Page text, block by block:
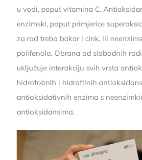
u vodi, poput vitamina C.
enzimski, poput primjerice
za rad treba bakar i cink, ili
polifenola. Obrana od slobodnih
uključuje interakciju svih vrsta
hidrofobnih i hidrofilnih
antioksidativnih enzima s
antioksidansima.